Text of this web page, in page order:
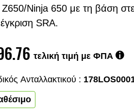
Z650/Ninja 650 με τη βάση
SRA.
τελική τιμή με ΦΠΑ
Aνταλλακτικού :